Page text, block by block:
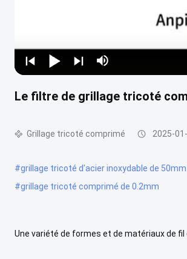
Le filtre de grillage tricoté
Grillage tricoté comprimé 2025-
#grillage tricoté d'acier inoxydable de 50mm
#grillage tricoté comprimé de 0.2mm
Une variété de formes et de matériaux de